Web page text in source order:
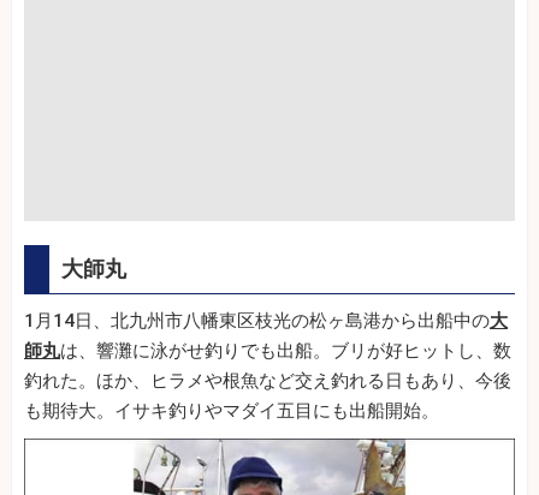
大師丸
1月14日、北九州市八幡東区枝光の松ヶ島港から出船中の大
師丸は、響灘に泳がせ釣りでも出船。ブリが好ヒットし、数
釣れた。ほか、ヒラメや根魚など交え釣れる日もあり、今後
も期待大。イサキ釣りやマダイ五目にも出船開始。